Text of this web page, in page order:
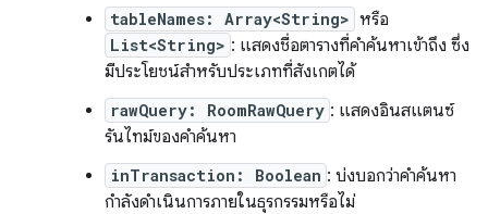
tableNames: Array<String> หรือ
List<String> : แสดงชื่อตารางที่คำค้นหาเข้าถึง ซึ่ง
มีประโยชน์สำหรับประเภทที่สังเกตได้
rawQuery: RoomRawQuery : แสดงอินสแตนซ์
รันไทม์ของคำค้นหา
inTransaction: Boolean : บ่งบอกว่าคำค้นหา
กำลังดำเนินการภายในธุรกรรมหรือไม่